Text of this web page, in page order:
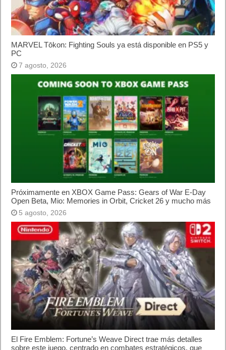
MARVEL Tōkon: Fighting Souls ya está disponible en PS5 y
PC
7 agosto, 2026
Próximamente en XBOX Game Pass: Gears of War E-Day
Open Beta, Mio: Memories in Orbit, Cricket 26 y mucho más
5 agosto, 2026
El Fire Emblem: Fortune’s Weave Direct trae más detalles
sobre este juego, centrado en combates estratégicos, que